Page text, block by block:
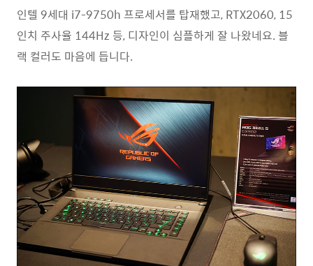
인텔 9세대 i7-9750h 프로세서를 탑재했고, RTX2060, 15
인치 주사율 144Hz 등, 디자인이 심플하게 잘 나왔네요. 블
랙 컬러도 마음에 듭니다.